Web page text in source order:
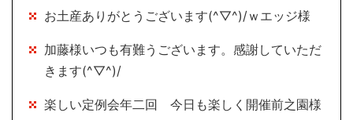
お土産ありがとうございます(^▽^)/ｗエッジ様
加藤様いつも有難うございます。感謝していただ
きます(^▽^)/
楽しい定例会年二回 今日も楽しく開催前之園様